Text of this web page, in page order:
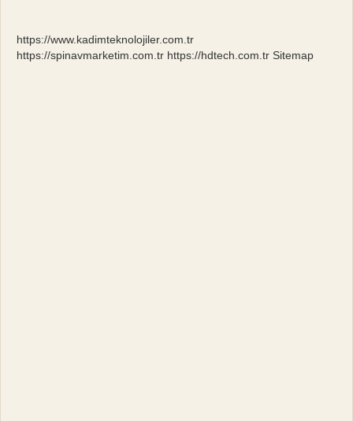
https://www.kadimteknolojiler.com.tr
https://spinavmarketim.com.tr https://hdtech.com.tr Sitemap